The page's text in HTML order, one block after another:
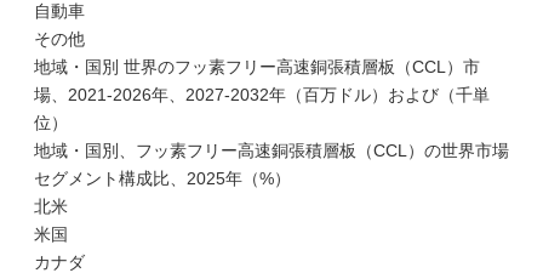
自動車
その他
地域・国別 世界のフッ素フリー高速銅張積層板（CCL）市
場、2021-2026年、2027-2032年（百万ドル）および（千単
位）
地域・国別、フッ素フリー高速銅張積層板（CCL）の世界市場
セグメント構成比、2025年（%）
北米
米国
カナダ